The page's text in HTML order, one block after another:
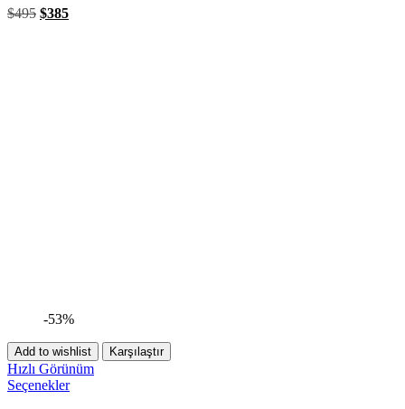
$495 $385
-53%
Add to wishlist Karşılaştır
Hızlı Görünüm
Seçenekler